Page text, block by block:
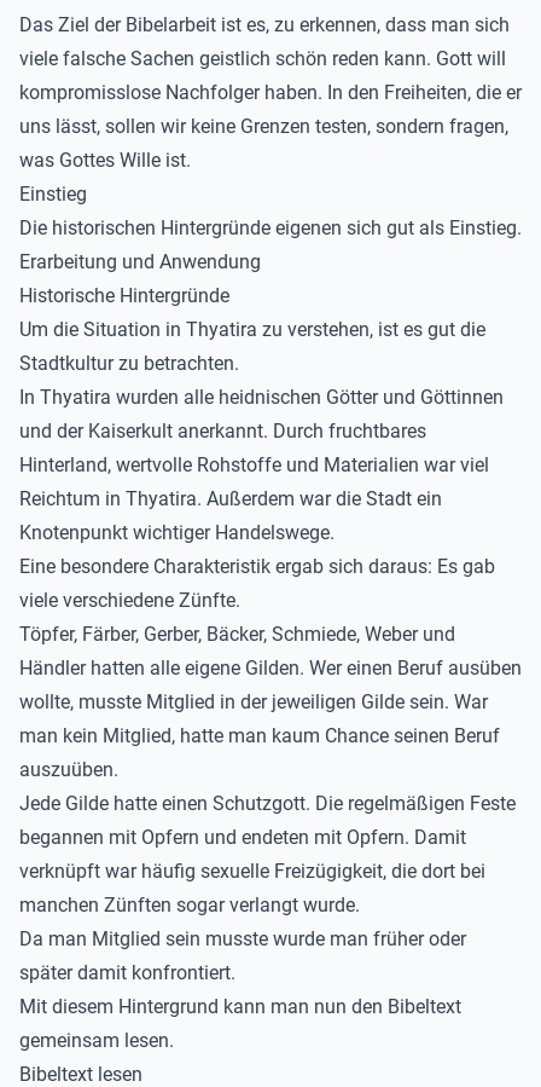
Das Ziel der Bibelarbeit ist es, zu erkennen, dass man sich
viele falsche Sachen geistlich schön reden kann. Gott will
kompromisslose Nachfolger haben. In den Freiheiten, die er
uns lässt, sollen wir keine Grenzen testen, sondern fragen,
was Gottes Wille ist.
Einstieg
Die historischen Hintergründe eigenen sich gut als Einstieg.
Erarbeitung und Anwendung
Historische Hintergründe
Um die Situation in Thyatira zu verstehen, ist es gut die
Stadtkultur zu betrachten.
In Thyatira wurden alle heidnischen Götter und Göttinnen
und der Kaiserkult anerkannt. Durch fruchtbares
Hinterland, wertvolle Rohstoffe und Materialien war viel
Reichtum in Thyatira. Außerdem war die Stadt ein
Knotenpunkt wichtiger Handelswege.
Eine besondere Charakteristik ergab sich daraus: Es gab
viele verschiedene Zünfte.
Töpfer, Färber, Gerber, Bäcker, Schmiede, Weber und
Händler hatten alle eigene Gilden. Wer einen Beruf ausüben
wollte, musste Mitglied in der jeweiligen Gilde sein. War
man kein Mitglied, hatte man kaum Chance seinen Beruf
auszuüben.
Jede Gilde hatte einen Schutzgott. Die regelmäßigen Feste
begannen mit Opfern und endeten mit Opfern. Damit
verknüpft war häufig sexuelle Freizügigkeit, die dort bei
manchen Zünften sogar verlangt wurde.
Da man Mitglied sein musste wurde man früher oder
später damit konfrontiert.
Mit diesem Hintergrund kann man nun den Bibeltext
gemeinsam lesen.
Bibeltext lesen